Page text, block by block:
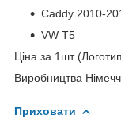
Caddy 2010-
VW Т5
Ціна за 1шт
Виробництва
Приховати